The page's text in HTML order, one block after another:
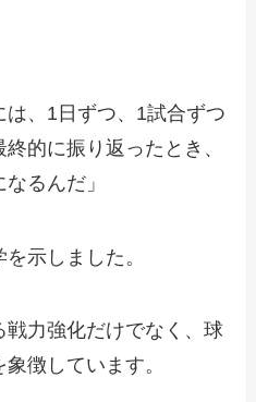
は、1日ずつ、1試合ずつ
的に振り返ったとき、
るんだ」
示しました。
力強化だけでなく、球
徴しています。